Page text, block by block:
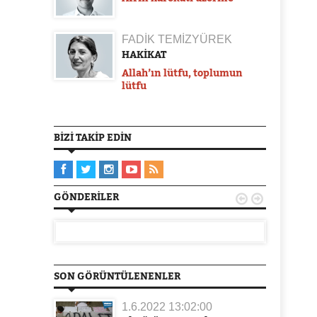
FADİK TEMİZYÜREK
HAKİKAT
Allah’ın lütfu, toplumun
lütfu
BIZI TAKIP EDIN
GÖNDERILER  
SON GÖRÜNTÜLENENLER
1.6.2022 13:02:00